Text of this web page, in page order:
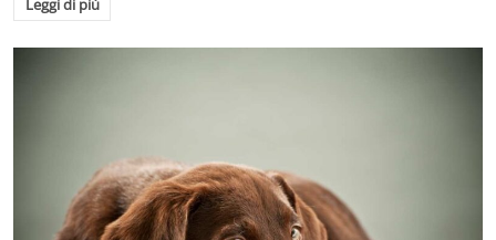
Leggi di più